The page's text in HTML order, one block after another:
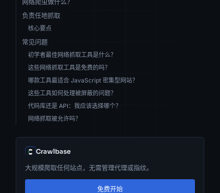
负责任地抓取
核心要点
常见问题
初学者最佳网络抓取工具是什么？
这些网络抓取工具是免费的吗？
哪款工具最适合 JavaScript 密集型网站？
这些工具如何处理被屏蔽的问题？
代码库还是 API：我应该选择哪个？
网络抓取被允许吗？
Crawlbase
大规模爬取任何站点，无需管理代理或指纹。
免费开始